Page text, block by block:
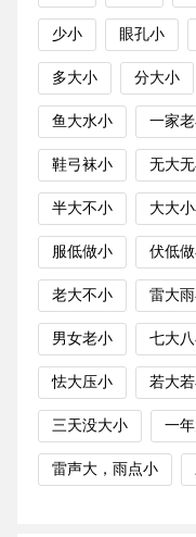
少小 眼孔小
多大小 分大小
鱼大水小 一家
鞋弓袜小 无大
半大不小 大大
服低做小 伏低
老大不小 雷大
男女老小 七大
怯大压小 若大
三天没大小 一
雷声大，雨点小